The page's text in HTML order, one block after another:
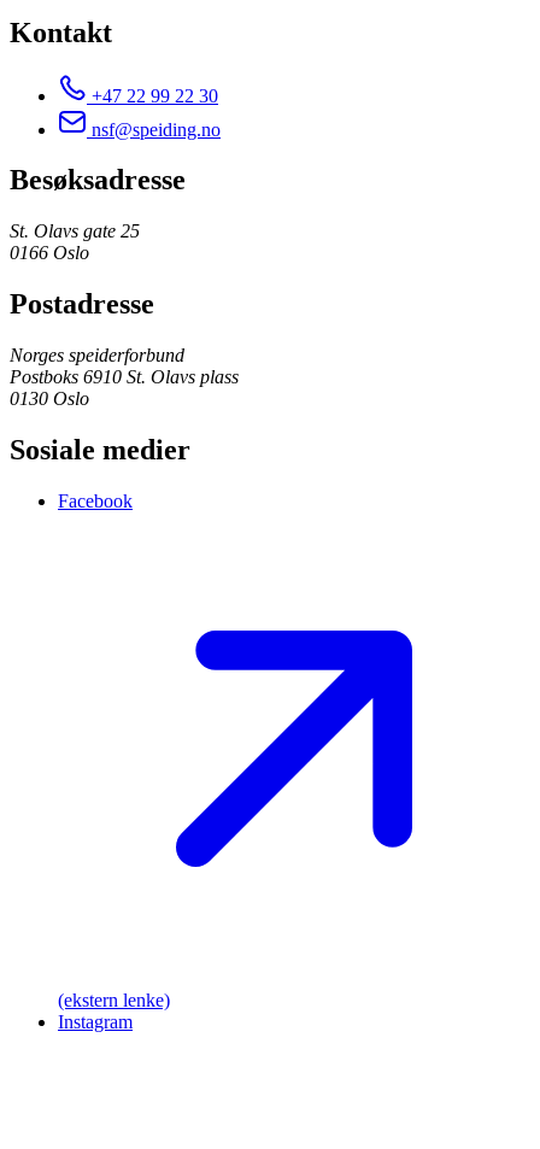
Kontakt
+47 22 99 22 30
nsf@speiding.no
Besøksadresse
St. Olavs gate 25
0166 Oslo
Postadresse
Norges speiderforbund
Postboks 6910 St. Olavs plass
0130 Oslo
Sosiale medier
Facebook
(ekstern lenke)
Instagram